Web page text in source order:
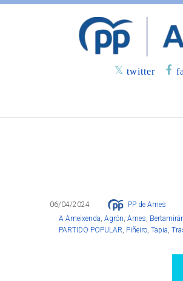
twitter
O PP de Ames
municipaissigan a
06/04/2024
PP de Ames
A Ameixenda, Agrón, Ames,
PARTIDO POPULAR, Piñeiro, Tapia,